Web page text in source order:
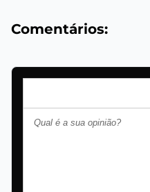
Comentários: